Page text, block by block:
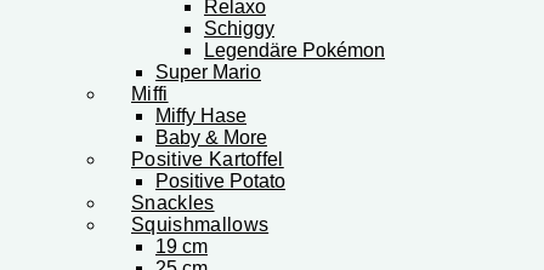
Relaxo
Schiggy
Legendäre Pokémon
Super Mario
Miffi
Miffy Hase
Baby & More
Positive Kartoffel
Positive Potato
Snackles
Squishmallows
19 cm